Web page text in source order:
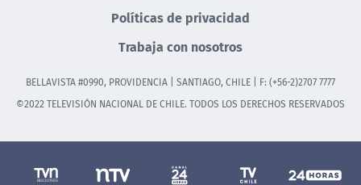
Políticas de privacidad
Trabaja con nosotros
BELLAVISTA #0990, PROVIDENCIA | SANTIAGO, CHILE | F: (+56-2)2707 7777
©2022 TELEVISIÓN NACIONAL DE CHILE. TODOS LOS DERECHOS RESERVADOS